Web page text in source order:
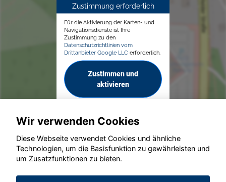
Zustimmung erforderlich
Für die Aktivierung der Karten- und
Navigationsdienste ist Ihre
Zustimmung zu den
Datenschutzrichtlinien vom
Drittanbieter Google LLC erforderlich.
Zustimmen und
aktivieren
© konjunkturmotor.de GmbH 2020 - 2026
Wir verwenden Cookies
Diese Webseite verwendet Cookies und ähnliche
Technologien, um die Basisfunktion zu gewährleisten und
um Zusatzfunktionen zu bieten.